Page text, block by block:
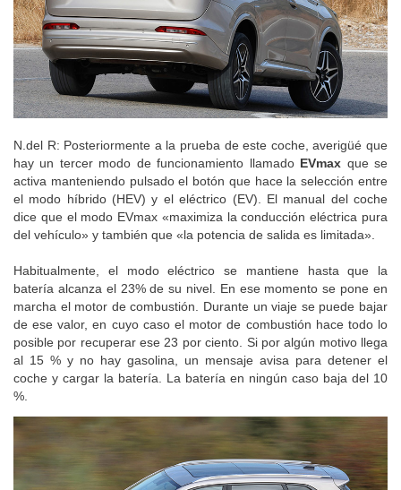
N.del R: Posteriormente a la prueba de este coche, averigüé que
hay un tercer modo de funcionamiento llamado EVmax que se
activa manteniendo pulsado el botón que hace la selección entre
el modo híbrido (HEV) y el eléctrico (EV). El manual del coche
dice que el modo EVmax «maximiza la conducción eléctrica pura
del vehículo» y también que «la potencia de salida es limitada».
Habitualmente, el modo eléctrico se mantiene hasta que la
batería alcanza el 23% de su nivel. En ese momento se pone en
marcha el motor de combustión. Durante un viaje se puede bajar
de ese valor, en cuyo caso el motor de combustión hace todo lo
posible por recuperar ese 23 por ciento. Si por algún motivo llega
al 15 % y no hay gasolina, un mensaje avisa para detener el
coche y cargar la batería. La batería en ningún caso baja del 10
%.